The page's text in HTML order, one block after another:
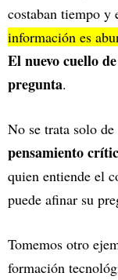
costaban tiempo y
información es
El nuevo cuello
pregunta.
No se trata solo
pensamiento
quien entiende el
puede afinar su
Tomemos otro
formación